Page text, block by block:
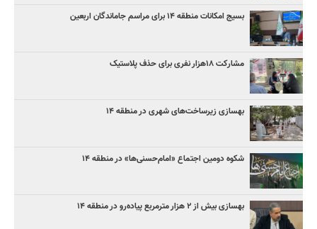
بسیج امکانات منطقه ۱۴ برای مراسم جاماندگان اربعین
مشارکت ۱۸هزار نفری برای حذف پلاستیک
بهسازی زیرساخت‌های شهری در منطقه ۱۴
شکوه دومین اجتماع «امام‌حسنی‌ها» در منطقه ۱۴
بهسازی بیش از ۲ هزار مترمربع پیاده‌رو در منطقه ۱۴